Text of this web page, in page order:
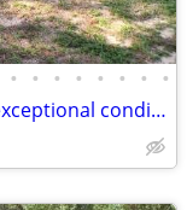
• • • • • • • •
2008 Concord Class C Motorhome - exceptional condition!